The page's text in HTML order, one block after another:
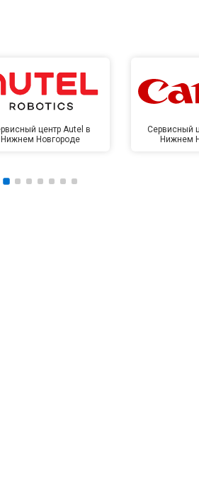
центр Autel в
Нижнем Новгороде
Сервисный
Нижнем